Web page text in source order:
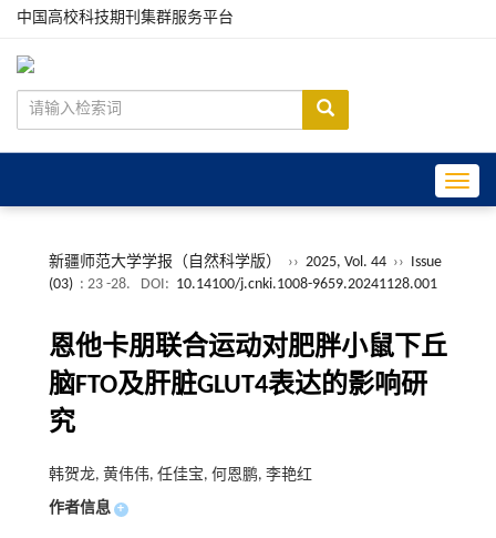
中国高校科技期刊集群服务平台
新疆师范大学学报（自然科学版） ›› 2025, Vol. 44 ›› Issue
(03) : 23 -28. DOI: 10.14100/j.cnki.1008-9659.20241128.001
恩他卡朋联合运动对肥胖小鼠下丘
脑FTO及肝脏GLUT4表达的影响研
究
韩贺龙, 黄伟伟, 任佳宝, 何恩鹏, 李艳红
作者信息 +